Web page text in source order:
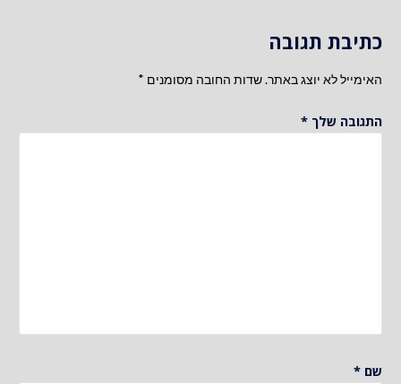
כתיבת תגובה
האימייל לא יוצג באתר.שדות החובה מסומנים *
התגובה שלך *
שם *